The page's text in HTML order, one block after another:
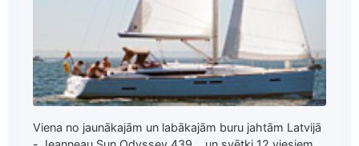
Viena no jaunākajām un labākajām buru jahtām Latvijā